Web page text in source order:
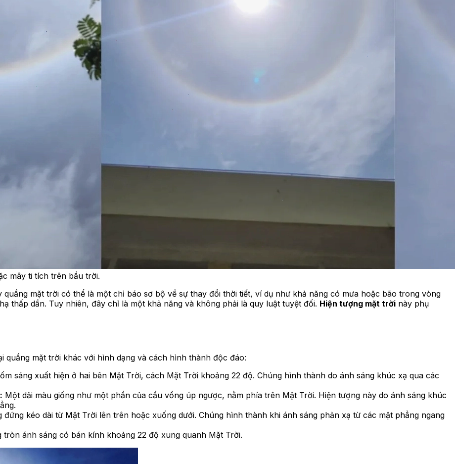
mây ti tích trên bầu trời.
mặt trời có thể là một chỉ báo sơ bộ về sự thay đổi thời tiết, ví dụ như khả năng có mưa hoặc bão trong vòng
thấp dần. Tuy nhiên, đây chỉ là một khả năng và không phải là quy luật tuyệt đối. Hiện tượng mặt trời này phụ
mặt trời khác với hình dạng và cách hình thành độc đáo:
sáng xuất hiện ở hai bên Mặt Trời, cách Mặt Trời khoảng 22 độ. Chúng hình thành do ánh sáng khúc xạ qua các
Một dải màu giống như một phần của cầu vồng úp ngược, nằm phía trên Mặt Trời. Hiện tượng này do ánh sáng khúc
đứng kéo dài từ Mặt Trời lên trên hoặc xuống dưới. Chúng hình thành khi ánh sáng phản xạ từ các mặt phẳng ngang
tròn ánh sáng có bán kính khoảng 22 độ xung quanh Mặt Trời.